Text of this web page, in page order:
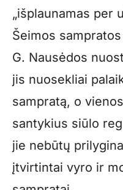
„išplaunamas per
Šeimos
G. Nausėdos
jis nuosekliai
sampratą, o
santykius siūlo
jie nebūtų
įtvirtintai vyro ir